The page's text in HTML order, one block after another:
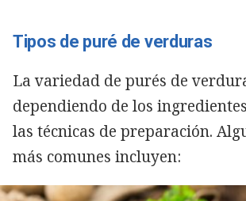
Tipos de puré de verduras
La variedad de purés de
dependiendo de los
las técnicas de preparación.
más comunes incluyen: